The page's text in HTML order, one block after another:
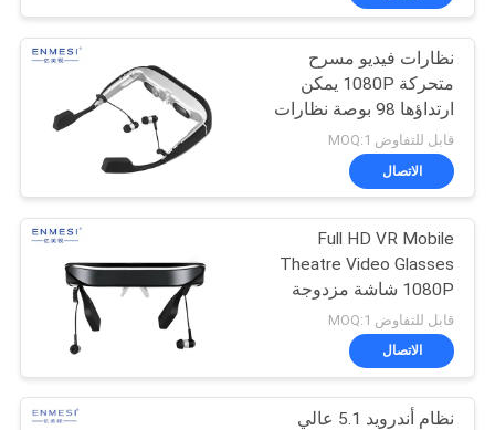
نظارات فيديو المسرح
المحمول
10
نظارات FPV بدون
طيار
78
نظارات فيديو مسرح
متحركة 1080P يمكن
ارتداؤها 98 بوصة نظارات
فيديو بشاشة افتراضية
قابل للتفاوض MOQ:1
الاتصال
Full HD VR Mobile
Theatre Video Glasses
1080P شاشة مزدوجة
سعة كبيرة
قابل للتفاوض MOQ:1
الاتصال
نظام أندرويد 5.1 عالي